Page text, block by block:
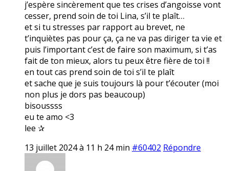
j’espère sincèrement que tes crises d’angoisse vont
cesser, prend soin de toi Lina, s’il te plaît…
et si tu stresses par rapport au brevet, ne
t’inquiètes pas pour ça, ça ne va pas diriger ta vie et
puis l’important c’est de faire son maximum, si t’as
fait de ton mieux, alors tu peux être fière de toi !!
en tout cas prend soin de toi s’il te plaît
et sache que je suis toujours là pour t’écouter (moi
non plus je dors pas beaucoup)
bisoussss
eu te amo <3
lee ✰
13 juillet 2024 à 11 h 24 min #60402 Répondre